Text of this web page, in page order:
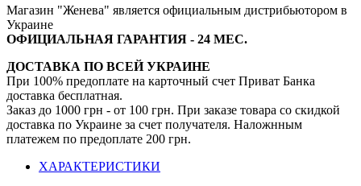
Магазин "Женева" является официальным дистрибьютором в
Украине
ОФИЦИАЛЬНАЯ ГАРАНТИЯ - 24 МЕС.
ДОСТАВКА ПО ВСЕЙ УКРАИНЕ
При 100% предоплате на карточный счет Приват Банка
доставка бесплатная.
Заказ до 1000 грн - от 100 грн. При заказе товара со скидкой
доставка по Украине за счет получателя. Наложнным
платежем по предоплате 200 грн.
ХАРАКТЕРИСТИКИ